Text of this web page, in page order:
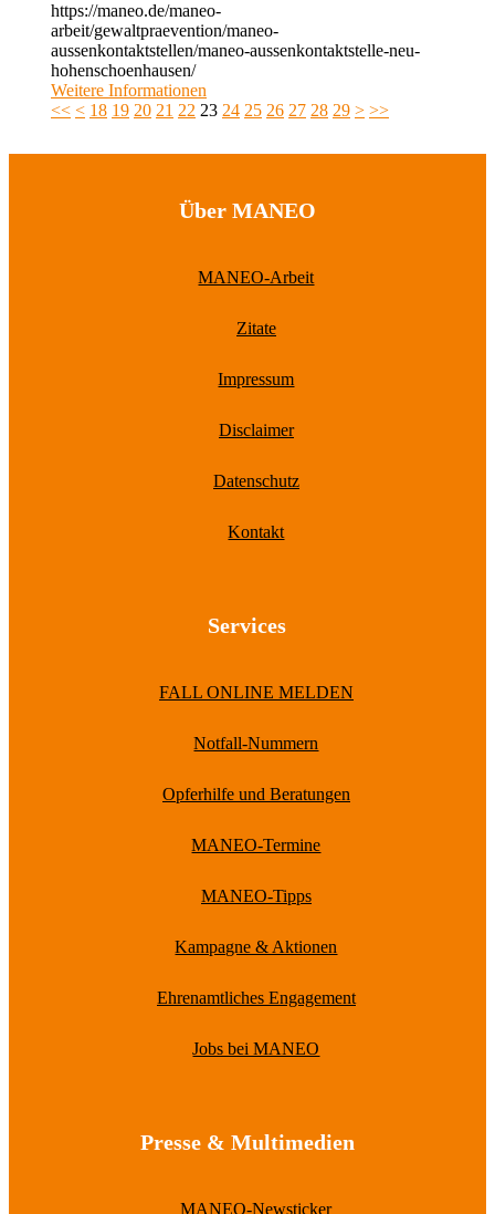
https://maneo.de/maneo-
arbeit/gewaltpraevention/maneo-
aussenkontaktstellen/maneo-aussenkontaktstelle-neu-
hohenschoenhausen/
Weitere Informationen
<< < 18 19 20 21 22 23 24 25 26 27 28 29 > >>
Über MANEO
MANEO-Arbeit
Zitate
Impressum
Disclaimer
Datenschutz
Kontakt
Services
FALL ONLINE MELDEN
Notfall-Nummern
Opferhilfe und Beratungen
MANEO-Termine
MANEO-Tipps
Kampagne & Aktionen
Ehrenamtliches Engagement
Jobs bei MANEO
Presse & Multimedien
MANEO-Newsticker